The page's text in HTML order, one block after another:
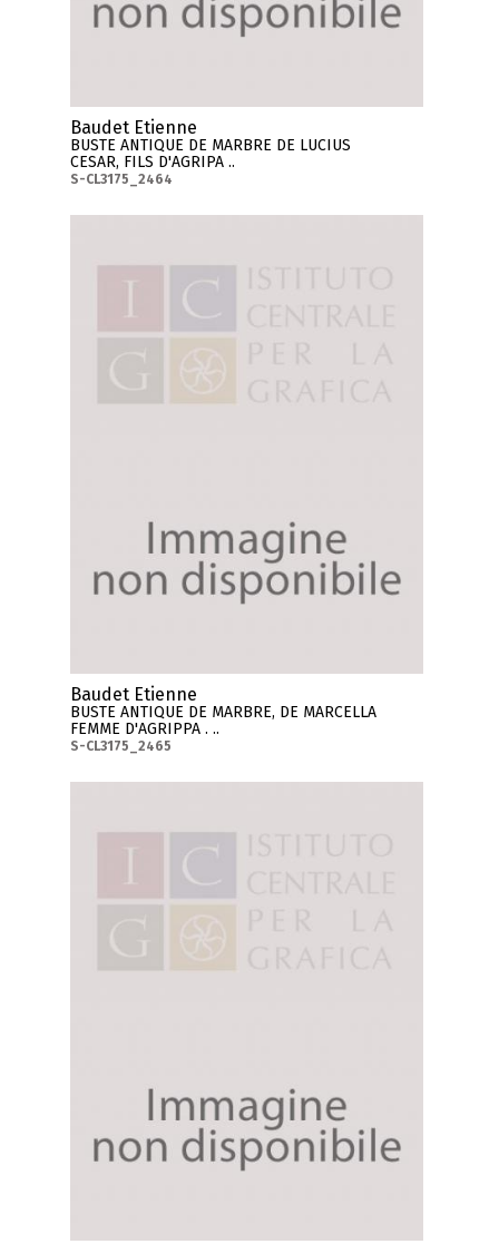
Baudet Etienne
BUSTE ANTIQUE DE MARBRE DE LUCIUS
CESAR, FILS D'AGRIPA ..
S-CL3175_2464
Baudet Etienne
BUSTE ANTIQUE DE MARBRE, DE MARCELLA
FEMME D'AGRIPPA . ..
S-CL3175_2465